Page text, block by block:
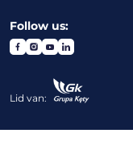
Follow us:
Lid van: